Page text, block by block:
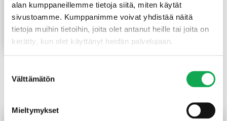
alan kumppaneillemme tietoja siitä, miten käytät
sivustoamme. Kumppanimme voivat yhdistää näitä
tietoja muihin tietoihin, joita olet antanut heille tai joita on
kerätty, kun olet käyttänyt heidän palvelujaan.
valinta
Välttämätön
Mieltymykset
TUOTEKUVIA
0,00€
Lue lisää
Tutustu myös